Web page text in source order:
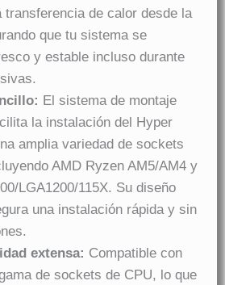
transferencia de calor desde la
que tu sistema se
y estable incluso durante
El sistema de montaje
la instalación del Hyper
amplia variedad de sockets
AMD Ryzen AM5/AM4 y
LGA1200/115X. Su diseño
una instalación rápida y sin
extensa: Compatible con
de sockets de CPU, lo que